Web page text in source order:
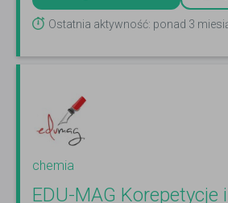
Ostatnia aktywność: ponad 3
chemia
EDU-MAG Korepetycje